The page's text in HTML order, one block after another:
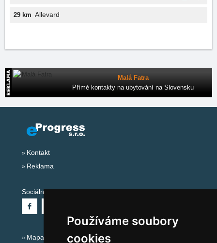
Používáme soubory
cookies
29 km Allevard
Malá Fatra
Přímé kontakty na ubytování na Slovensku
Kontakt
Reklama
Sociální sítě:
Mapa serveru Alpy - Francie